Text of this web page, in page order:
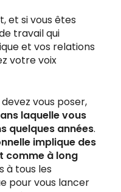
et si vous êtes
travail qui
et vos relations
votre voix
vous poser,
laquelle vous
quelques années.
implique des
comme à long
à tous les
pour vous lancer